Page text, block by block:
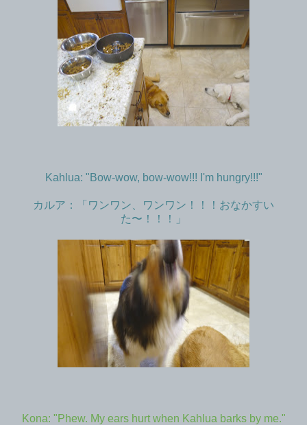
Kahlua: "Bow-wow, bow-wow!!! I'm hungry!!!"
カルア：「ワンワン、ワンワン！！！おなかすい
た〜！！！」
Kona: "Phew. My ears hurt when Kahlua barks by me."